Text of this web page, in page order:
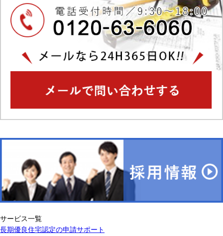
サービス一覧
長期優良住宅認定の申請サポート